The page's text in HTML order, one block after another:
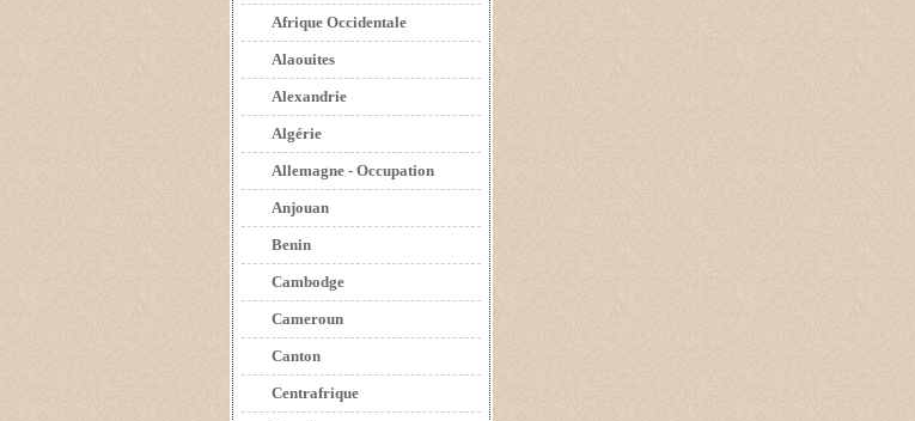
Afrique Occidentale
Alaouites
Alexandrie
Algérie
Allemagne - Occupation
Anjouan
Benin
Cambodge
Cameroun
Canton
Centrafrique